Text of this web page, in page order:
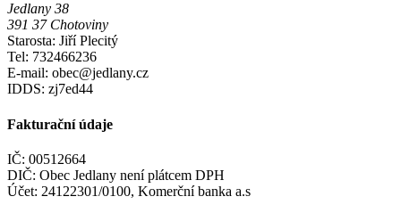
Jedlany 38
391 37 Chotoviny
Starosta: Jiří Plecitý
Tel: 732466236
E-mail: obec@jedlany.cz
IDDS: zj7ed44
Fakturační údaje
IČ: 00512664
DIČ: Obec Jedlany není plátcem DPH
Účet: 24122301/0100, Komerční banka a.s